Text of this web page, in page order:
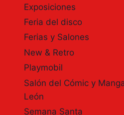
NH
DE
VALLADOLID
PARA
EXPOSITORES
Y
VISITANTES.
Exposiciones
Feria del disco
Ferias y Salones
New & Retro
Playmobil
Salón del Cómic y
León
Semana Santa